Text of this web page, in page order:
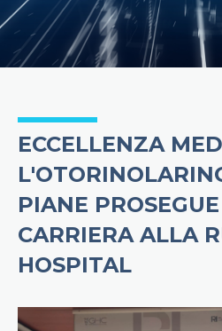
ECCELLENZA
PIANE
CARRIERA ALLA
HOSPITAL